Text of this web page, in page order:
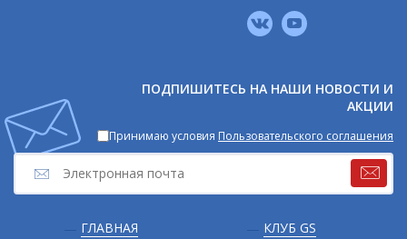
Подвал
ГЛАВНАЯ
КЛУБ GS
ПОДПИШИТЕСЬ НА НАШИ НОВОСТИ И
АКЦИИ
Принимаю условия Пользовательского соглашения